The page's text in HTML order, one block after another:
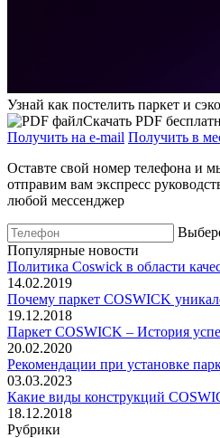
Узнай как постелить паркет и
Скачать PDF
Получить на e-mail Получить в
Оставте свой номер телефона и
отправим вам экспресс
любой мессенджер
Популярные новости
Политика Coswick в области
14.02.2019
Почему паркет COSWICK
19.12.2018
Паркет COSWICK – История
20.02.2020
Рекомендации при установке
03.03.2023
Какие виды конструкций
18.12.2018
Рубрики